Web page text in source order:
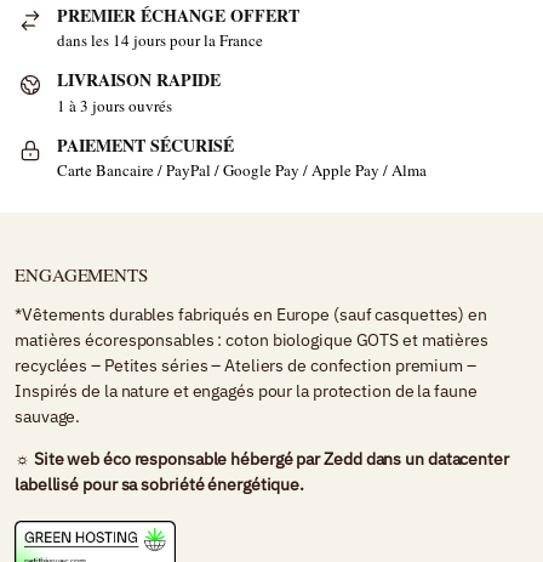
PREMIER ÉCHANGE OFFERT
dans les 14 jours pour la France
LIVRAISON RAPIDE
1 à 3 jours ouvrés
PAIEMENT SÉCURISÉ
Carte Bancaire / PayPal / Google Pay / Apple Pay / Alma
ENGAGEMENTS
*Vêtements durables fabriqués en Europe (sauf casquettes) en
matières écoresponsables : coton biologique GOTS et matières
recyclées – Petites séries – Ateliers de confection premium –
Inspirés de la nature et engagés pour la protection de la faune
sauvage.
☼ Site web éco responsable hébergé parZedddans un datacenter
labellisé pour sa sobriété énergétique.